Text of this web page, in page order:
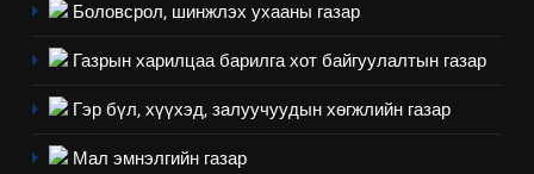
Боловсрол, шинжлэх ухааны газар
Газрын харилцаа барилга хот байгуулалтын газар
Гэр бүл, хүүхэд, залуучуудын хөгжлийн газар
Мал эмнэлгийн газар
“Шинэтгэлээр түүчээлсэн
зохион байгуулах арга